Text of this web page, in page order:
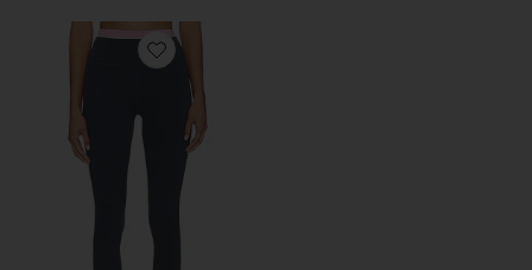
Favorite REFLECT フルレングスレギンス